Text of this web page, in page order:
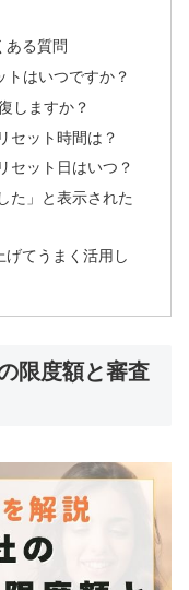
ある質問
トはいつですか？
しますか？
セット時間は？
セット日はいつ？
た」と表示された
げてうまく活用し
限度額と審査